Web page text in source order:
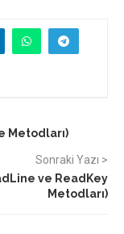
Metodları)
Sonraki Yazı >
ve ReadKey
Metodları)